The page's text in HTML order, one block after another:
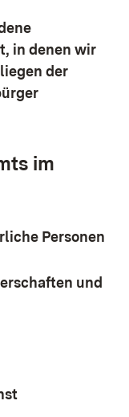
in denen wir
der
im
Personen
und